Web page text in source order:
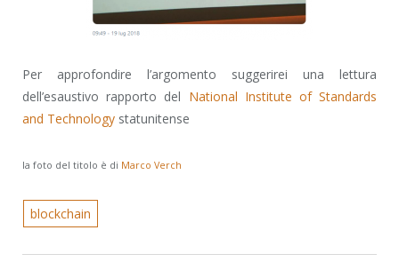
Per approfondire l’argomento suggerirei una lettura
dell’esaustivo rapporto del National Institute of Standards
and Technology statunitense
la foto del titolo è di Marco Verch
blockchain